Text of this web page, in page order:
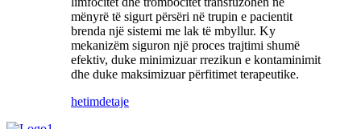
mënyrë të sigurt përsëri në trupin e pacientit
brenda një sistemi me lak të mbyllur. Ky
mekanizëm siguron një proces trajtimi shumë
efektiv, duke minimizuar rrezikun e kontaminimit
dhe duke maksimizuar përfitimet terapeutike.
hetimdetaje